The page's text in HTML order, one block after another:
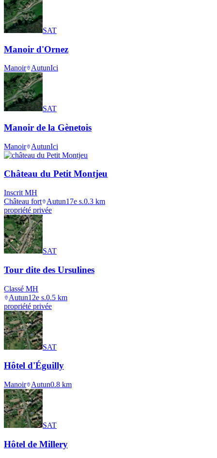
SAT
Manoir d'Ornez
Manoir AutunIci
SAT
Manoir de la Gènetois
Manoir AutunIci
Château du Petit Montjeu
Inscrit MH
Château fort
Autun17e s.0.3 km
propriété privée
SAT
Tour dite des Ursulines
Classé MH
Autun12e s.0.5 km
propriété privée
SAT
Hôtel d'Éguilly
Manoir Autun0.8 km
SAT
Hôtel de Millery